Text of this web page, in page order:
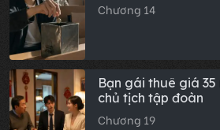
Chương 14
Bạn gái thuê giá
chủ tịch tập đoàn
Chương 19